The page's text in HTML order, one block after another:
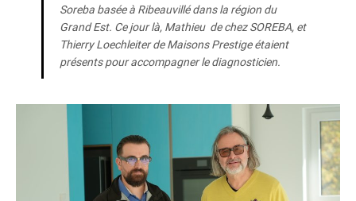
Soreba basée à Ribeauvillé dans la région du
Grand Est. Ce jour là, Mathieu de chez SOREBA, et
Thierry Loechleiter de Maisons Prestige étaient
présents pour accompagner le diagnosticien.